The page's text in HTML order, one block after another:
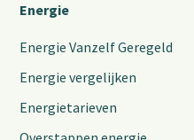
Energie
Energie Vanzelf Geregeld
Energie vergelijken
Energietarieven